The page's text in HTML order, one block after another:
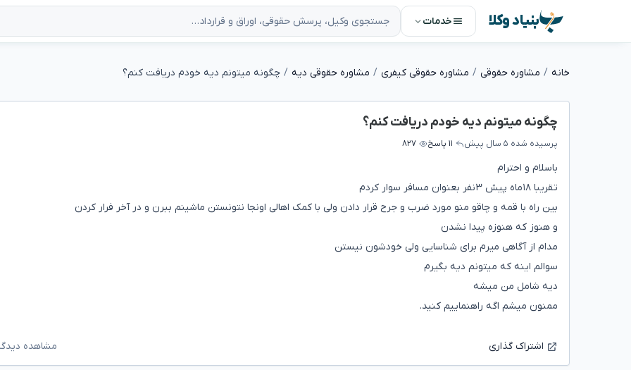
بنیاد وکلا خدمات
خانه مشاوره حقوقی مشاوره حقوقی کیفری مشاوره حقوقی دیه چگونه میتونم دیه خودم دریافت کنم؟
چگونه میتونم دیه خودم دریافت کنم؟
پرسیده شده ۵ سال پیش ۱۱ پاسخ ۸۲۷
باسلام و احترام
تقریبا ۱۸ماه پیش ۳نفر بعنوان مسافر سوار کردم
بین راه با قمه و چاقو منو مورد ضرب و جرح قرار دادن ولی با کمک اهالی اونجا نتونستن ماشینم ببرن و در آخر فرار کردن
و هنوز که هنوزه پیدا نشدن
مدام از آگاهی میرم برای شناسایی ولی خودشون نیستن
سوالم اینه که میتونم دیه بگیرم
دیه شامل من میشه
ممنون میشم اگه راهنماییم کنید.
اشتراک گذاری مشاهده